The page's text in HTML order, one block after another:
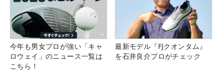
今年も男女プロが強い「キャ
ロウェイ」のニュース一覧は
こちら！
最新モデル『FJクオンタム』
を石井良介プロがチェック